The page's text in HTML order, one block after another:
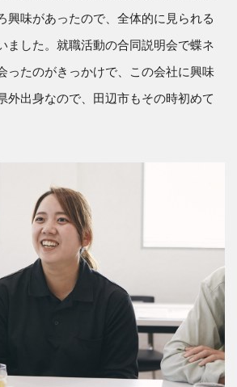
興味があったので、全体的に見られる
ました。就職活動の合同説明会で蝶ネ
ったのがきっかけで、この会社に興味
外出身なので、田辺市もその時初めて